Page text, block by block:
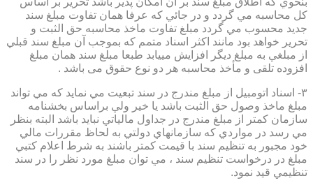
كل محاسبه مي گردد و در جائي كه عرفا همان تفاوت مبلغ سند
جديد محسوب مي گردد مبلغ تفاوت ماخذ محاسبه حق الثبت و
تحرير خواهد بود مانند اكثر اسناد متمم كه بموجب آن مبلغ سند قبلي
از مبلغي به مبلغ ديگر افزايش مييابد طبعا مبلغ سند همان مبلغ
افزوده تلقی و مأخذ محاسبه هر دو نوع حقوق می باشد .
۳- اسناد اتومبيل از مبلغ مندرج در سند تبعيت مي نمايد كه مي تواند
مبلغ ماخذ وصول حق الثبت باشد يا خير ولي براساس بخشنامه
سازمان كمتر از مبلغ مندرج در جداول مالياتي نبايد باشد البته بنظر
مي رسد در مواردي كه سازمانهاي دولتي به لحاظ مقررات مالي
خود مجبور به تنظيم سند با قيمت كمتر باشند به شرط اعلام كتبي
مبلغ در درخواست تنظيم سند ، مي توان مبلغ مورد نظر را در سند
تنظيمي قيد نمود.